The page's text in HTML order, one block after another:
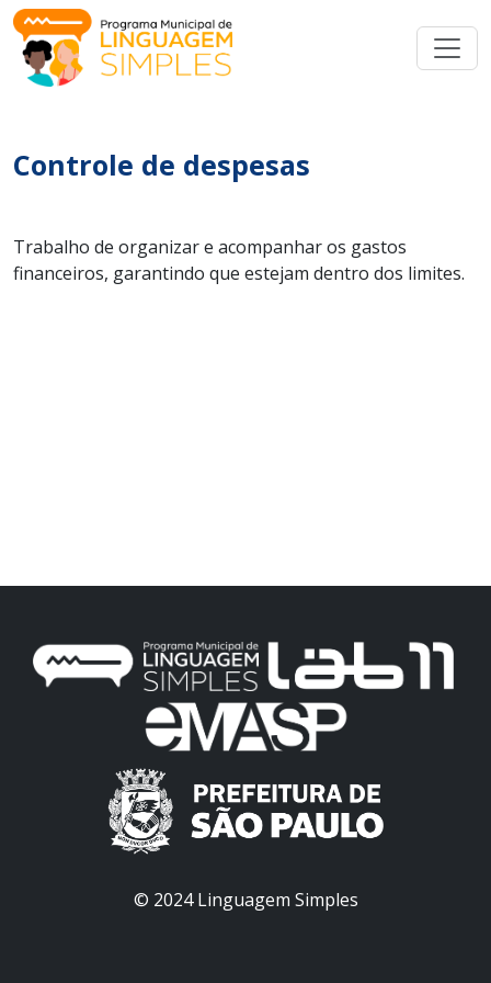
Controle de despesas
Trabalho de organizar e acompanhar os gastos
financeiros, garantindo que estejam dentro dos limites.
© 2024 Linguagem Simples